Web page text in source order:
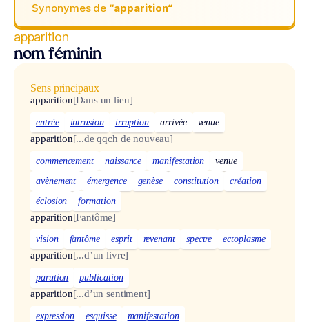
Synonymes de “apparition“
apparition
nom féminin
Sens principaux
apparition[Dans un lieu]
entrée intrusion irruption arrivée venue
apparition[...de qqch de nouveau]
commencement naissance manifestation
venue
avènement
émergence genèse constitution
création
éclosion
formation
apparition[Fantôme]
vision fantôme esprit revenant spectre ectoplasme
apparition[...d’un livre]
parution publication
apparition[...d’un sentiment]
expression esquisse manifestation